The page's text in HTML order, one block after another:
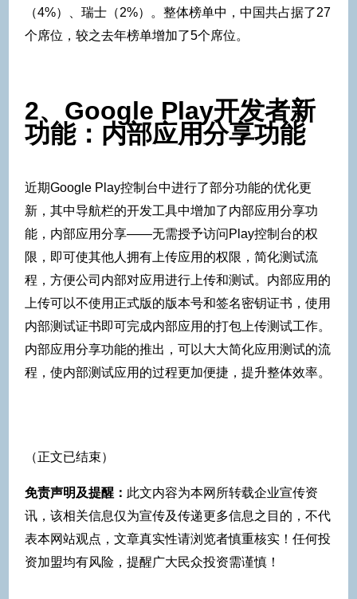
（4%）、瑞士（2%）。整体榜单中，中国共占据了27
个席位，较之去年榜单增加了5个席位。
2、Google Play开发者新
功能：内部应用分享功能
近期Google Play控制台中进行了部分功能的优化更
新，其中导航栏的开发工具中增加了内部应用分享功
能，内部应用分享——无需授予访问Play控制台的权
限，即可使其他人拥有上传应用的权限，简化测试流
程，方便公司内部对应用进行上传和测试。内部应用的
上传可以不使用正式版的版本号和签名密钥证书，使用
内部测试证书即可完成内部应用的打包上传测试工作。
内部应用分享功能的推出，可以大大简化应用测试的流
程，使内部测试应用的过程更加便捷，提升整体效率。
（正文已结束）
免责声明及提醒： 此文内容为本网所转载企业宣传资
讯，该相关信息仅为宣传及传递更多信息之目的，不代
表本网站观点，文章真实性请浏览者慎重核实！任何投
资加盟均有风险，提醒广大民众投资需谨慎！